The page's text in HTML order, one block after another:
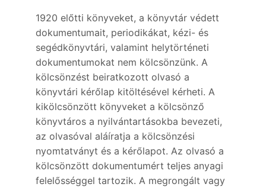
1920 előtti könyveket, a könyvtár védett
dokumentumait, periodikákat, kézi- és
segédkönyvtári, valamint helytörténeti
dokumentumokat nem kölcsönzünk. A
kölcsönzést beiratkozott olvasó a
könyvtári kérőlap kitöltésével kérheti. A
kikölcsönzött könyveket a kölcsönző
könyvtáros a nyilvántartásokba bevezeti,
az olvasóval aláíratja a kölcsönzési
nyomtatványt és a kérőlapot. Az olvasó a
kölcsönzött dokumentumért teljes anyagi
felelősséggel tartozik. A megrongált vagy